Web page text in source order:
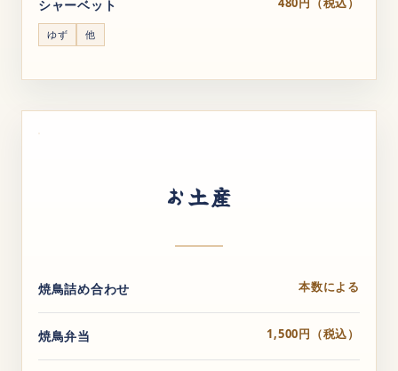
シャーベット
ゆず 他
お土産
焼鳥詰め合わせ 本数による
焼鳥弁当 1,500円（税込）